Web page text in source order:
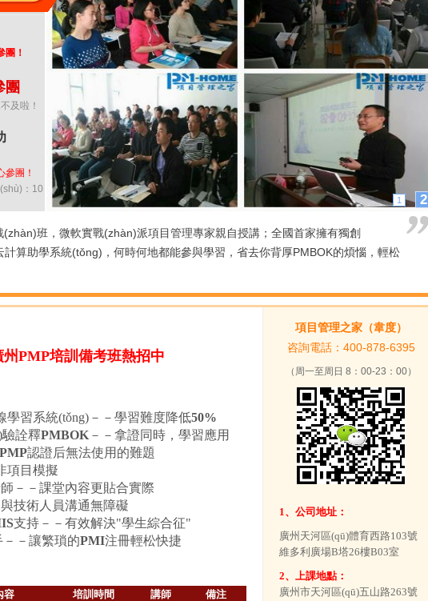
團！
團
及啦！
參團！
：10
1 2
(zhàn)班，微軟實戰(zhàn)派項目管理專家親自授講；全國首家擁有獨創
計算助學系統(tǒng)，何時何地都能參與學習，省去你背厚PMBOK的煩惱，輕松
培訓備考班熱招中
學習系統(tǒng)－－學習難度降低50%
詮釋PMBOK －－拿證同時，學習應用
PMP認證后無法使用的難題
項目模擬
－－課堂內容更貼合實際
技術人員溝通無障礙
支持－－有效解決"學生綜合征"
－讓繁瑣的PMI注冊輕松快捷
容 培訓時間 講師
備注
項目管理之家（韋度）
咨詢電話：400-878-6395
（周一至周日 8：00-23：00）
1、公司地址：
廣州天河區(qū)體育西路103號
維多利廣場B塔26樓B03室
2、上課地點：
廣州市天河區(qū)五山路263號